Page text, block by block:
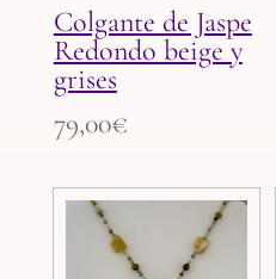
Colgante de Jaspe
Redondo beige y
grises
79,00€